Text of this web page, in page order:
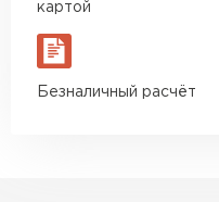
картой
Безналичный расчёт